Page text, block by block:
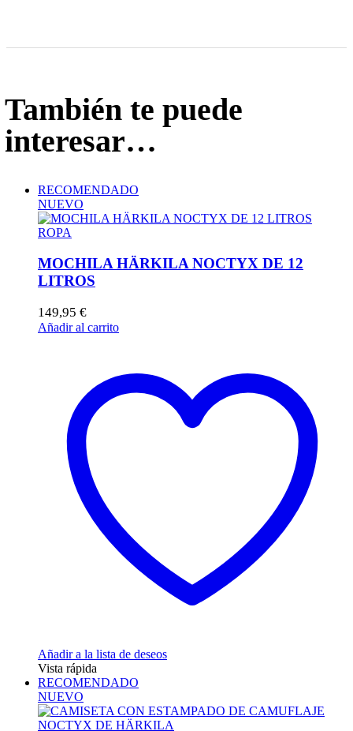
También te puede
interesar…
RECOMENDADO
NUEVO
ROPA
MOCHILA HÄRKILA NOCTYX DE 12
LITROS
149,95 €
Añadir al carrito
Añadir a la lista de deseos
Vista rápida
RECOMENDADO
NUEVO